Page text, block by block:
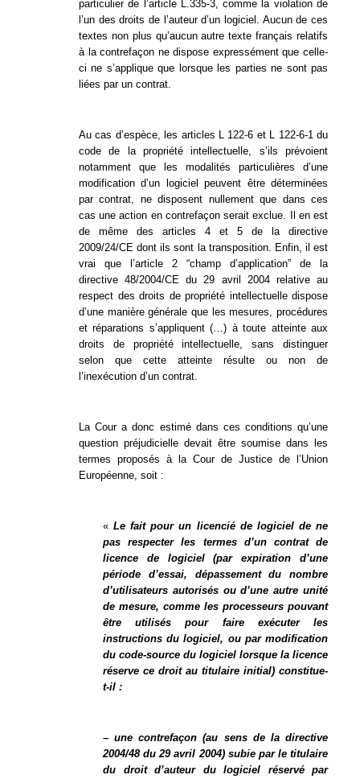
particulier de l’article L.335-3, comme la violation de
l’un des droits de l’auteur d’un logiciel. Aucun de ces
textes non plus qu’aucun autre texte français relatifs
à la contrefaçon ne dispose expressément que celle-
ci ne s’applique que lorsque les parties ne sont pas
liées par un contrat.
Au cas d’espèce, les articles L 122-6 et L 122-6-1 du
code de la propriété intellectuelle, s’ils prévoient
notamment que les modalités particulières d’une
modification d’un logiciel peuvent être déterminées
par contrat, ne disposent nullement que dans ces
cas une action en contrefaçon serait exclue. Il en est
de même des articles 4 et 5 de la directive
2009/24/CE dont ils sont la transposition. Enfin, il est
vrai que l’article 2 “champ d’application” de la
directive 48/2004/CE du 29 avril 2004 relative au
respect des droits de propriété intellectuelle dispose
d’une manière générale que les mesures, procédures
et réparations s’appliquent (…) à toute atteinte aux
droits de propriété intellectuelle, sans distinguer
selon que cette atteinte résulte ou non de
l’inexécution d’un contrat.
La Cour a donc estimé dans ces conditions qu’une
question préjudicielle devait être soumise dans les
termes proposés à la Cour de Justice de l’Union
Européenne, soit :
«Le fait pour un licencié de logiciel de ne
pas respecter les termes d’un contrat de
licence de logiciel (par expiration d’une
période d’essai, dépassement du nombre
d’utilisateurs autorisés ou d’une autre unité
de mesure, comme les processeurs pouvant
être utilisés pour faire exécuter les
instructions du logiciel, ou par modification
du code-source du logiciel lorsque la licence
réserve ce droit au titulaire initial) constitue-
t-il :
– une contrefaçon (au sens de la directive
2004/48 du 29 avril 2004) subie par le titulaire
du droit d’auteur du logiciel réservé par